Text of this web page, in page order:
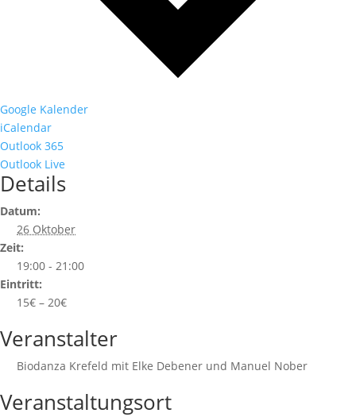
Google Kalender
iCalendar
Outlook 365
Outlook Live
Details
Datum:
26 Oktober
Zeit:
19:00 - 21:00
Eintritt:
15€ – 20€
Veranstalter
Biodanza Krefeld mit Elke Debener und Manuel Nober
Veranstaltungsort